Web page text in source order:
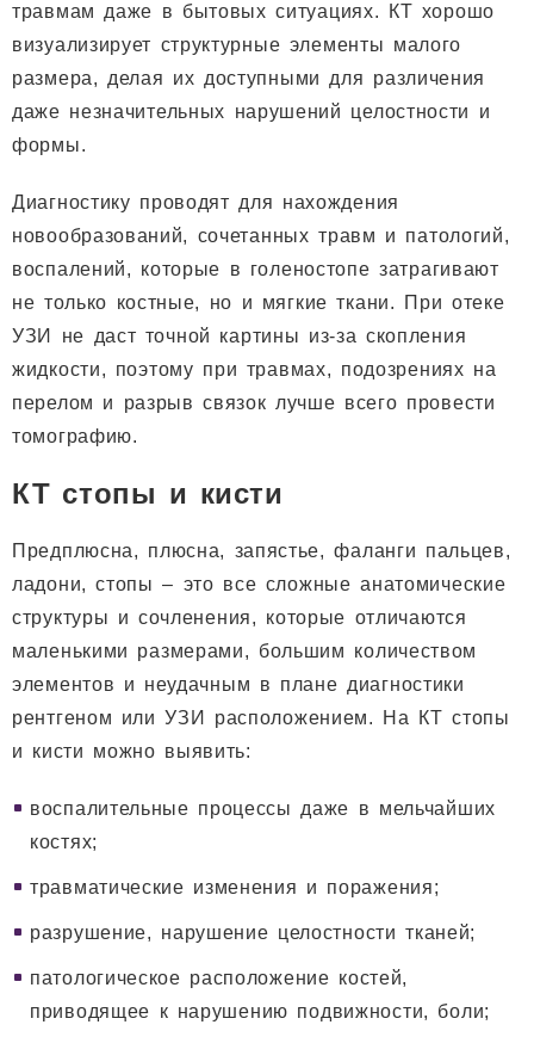
травмам даже в бытовых ситуациях. КТ хорошо
визуализирует структурные элементы малого
размера, делая их доступными для различения
даже незначительных нарушений целостности и
формы.
Диагностику проводят для нахождения
новообразований, сочетанных травм и патологий,
воспалений, которые в голеностопе затрагивают
не только костные, но и мягкие ткани. При отеке
УЗИ не даст точной картины из-за скопления
жидкости, поэтому при травмах, подозрениях на
перелом и разрыв связок лучше всего провести
томографию.
КТ стопы и кисти
Предплюсна, плюсна, запястье, фаланги пальцев,
ладони, стопы – это все сложные анатомические
структуры и сочленения, которые отличаются
маленькими размерами, большим количеством
элементов и неудачным в плане диагностики
рентгеном или УЗИ расположением. На КТ стопы
и кисти можно выявить:
воспалительные процессы даже в мельчайших
костях;
травматические изменения и поражения;
разрушение, нарушение целостности тканей;
патологическое расположение костей,
приводящее к нарушению подвижности, боли;